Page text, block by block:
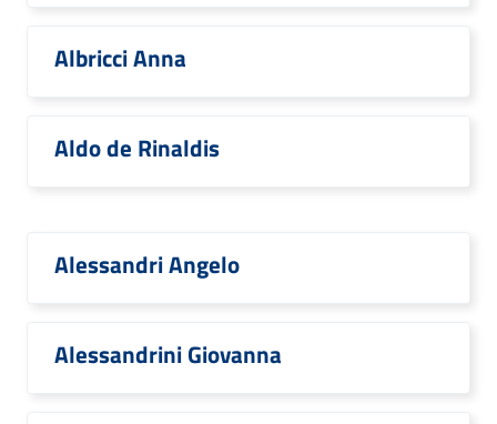
Albricci Anna
Aldo de Rinaldis
Alessandri Angelo
Alessandrini Giovanna